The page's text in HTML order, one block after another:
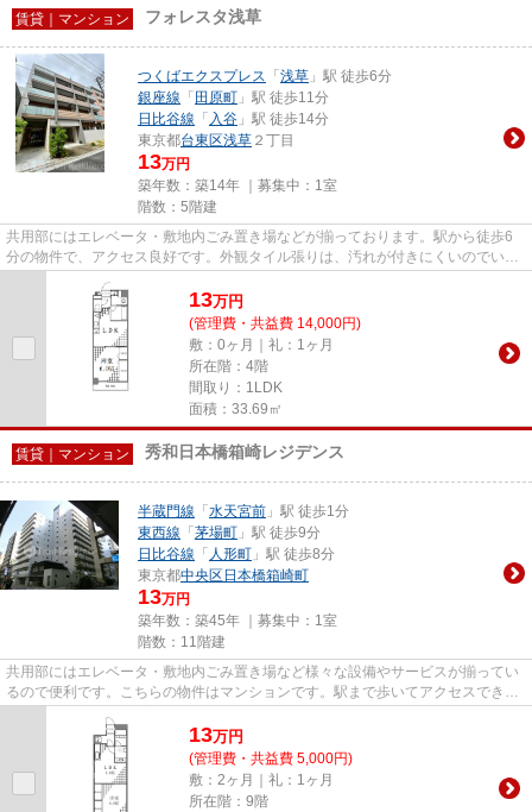
賃貸｜マンション フォレスタ浅草
つくばエクスプレス 「 浅草 」駅 徒歩6分
銀座線 「 田原町 」駅 徒歩11分
日比谷線 「 入谷 」駅 徒歩14分
東京都台東区浅草 ２丁目
13万円
築年数：築14年 ｜募集中： 1室
階数：5階建
共用部にはエレベータ・敷地内ごみ置き場などが揃っております。駅から徒歩6
分の物件で、アクセス良好です。外観タイル張りは、汚れが付きにくいのでいつ
13万円
(管理費・共益費 14,000円)
敷：0ヶ月｜礼：1ヶ月
所在階：4階
間取り：1LDK
面積：33.69㎡
賃貸｜マンション 秀和日本橋箱崎レジデンス
半蔵門線 「 水天宮前 」駅 徒歩1分
東西線 「 茅場町 」駅 徒歩9分
日比谷線 「 人形町 」駅 徒歩8分
東京都中央区 日本橋箱崎町
13万円
築年数：築45年 ｜募集中： 1室
階数：11階建
共用部にはエレベータ・敷地内ごみ置き場など様々な設備やサービスが揃ってい
るので便利です。こちらの物件はマンションです。駅まで歩いてアクセスでき
13万円
(管理費・共益費 5,000円)
敷：2ヶ月｜礼：1ヶ月
所在階：9階